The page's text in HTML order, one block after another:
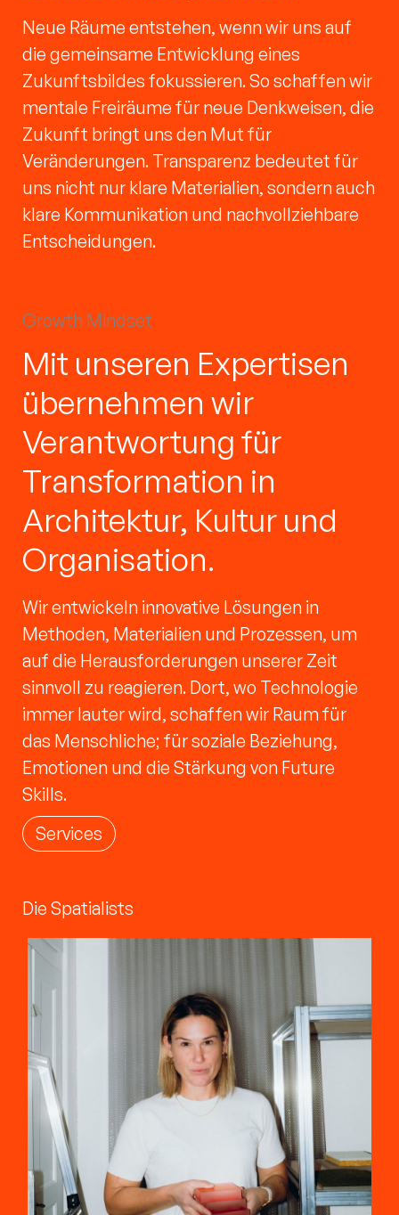
Neue Räume entstehen, wenn wir uns auf
die gemeinsame Entwicklung eines
Zukunftsbildes fokussieren. So schaffen wir
mentale Freiräume für neue Denkweisen, die
Zukunft bringt uns den Mut für
Veränderungen. Transparenz bedeutet für
uns nicht nur klare Materialien, sondern auch
klare Kommunikation und nachvollziehbare
Entscheidungen.
Growth Mindset
Mit unseren Expertisen
übernehmen wir
Verantwortung für
Transformation in
Architektur, Kultur und
Organisation.
Wir entwickeln innovative Lösungen in
Methoden, Materialien und Prozessen, um
auf die Herausforderungen unserer Zeit
sinnvoll zu reagieren. Dort, wo Technologie
immer lauter wird, schaffen wir Raum für
das Menschliche; für soziale Beziehung,
Emotionen und die Stärkung von Future
Skills.
Services
Die Spatialists